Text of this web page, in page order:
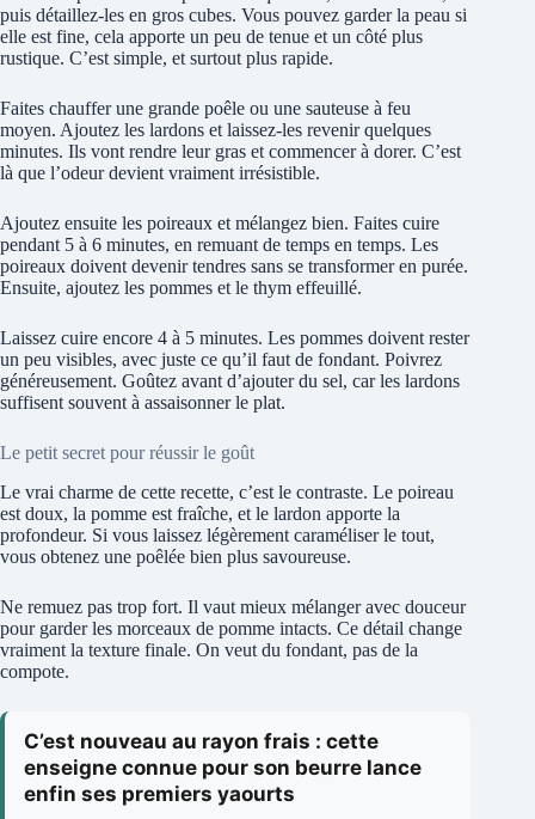
puis détaillez-les en gros cubes. Vous pouvez garder la peau si
elle est fine, cela apporte un peu de tenue et un côté plus
rustique. C’est simple, et surtout plus rapide.
Faites chauffer une grande poêle ou une sauteuse à feu
moyen. Ajoutez les lardons et laissez-les revenir quelques
minutes. Ils vont rendre leur gras et commencer à dorer. C’est
là que l’odeur devient vraiment irrésistible.
Ajoutez ensuite les poireaux et mélangez bien. Faites cuire
pendant 5 à 6 minutes, en remuant de temps en temps. Les
poireaux doivent devenir tendres sans se transformer en purée.
Ensuite, ajoutez les pommes et le thym effeuillé.
Laissez cuire encore 4 à 5 minutes. Les pommes doivent rester
un peu visibles, avec juste ce qu’il faut de fondant. Poivrez
généreusement. Goûtez avant d’ajouter du sel, car les lardons
suffisent souvent à assaisonner le plat.
Le petit secret pour réussir le goût
Le vrai charme de cette recette, c’est le contraste. Le poireau
est doux, la pomme est fraîche, et le lardon apporte la
profondeur. Si vous laissez légèrement caraméliser le tout,
vous obtenez une poêlée bien plus savoureuse.
Ne remuez pas trop fort. Il vaut mieux mélanger avec douceur
pour garder les morceaux de pomme intacts. Ce détail change
vraiment la texture finale. On veut du fondant, pas de la
compote.
C’est nouveau au rayon frais : cette
enseigne connue pour son beurre lance
enfin ses premiers yaourts